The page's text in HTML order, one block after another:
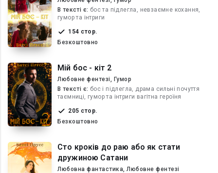
В текcті є: бос та підлегла, невзаємне кохання,
гумор та інтриги
154 стор.
Безкоштовно
Мій бос - кіт 2
Любовне фентезі, Гумор
В текcті є: бос і підлегла, драма сильні почуття
таємниці, гумор та інтриги вагітна героїня
205 стор.
Безкоштовно
Сто кроків до раю або як стати
дружиною Сатани
Любовна фантастика, Любовне фентезі